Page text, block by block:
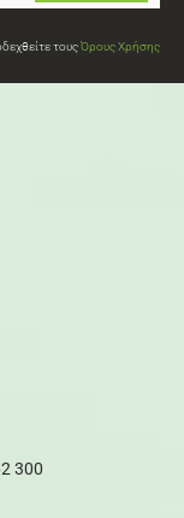
τουςΌρους Χρήσης
300